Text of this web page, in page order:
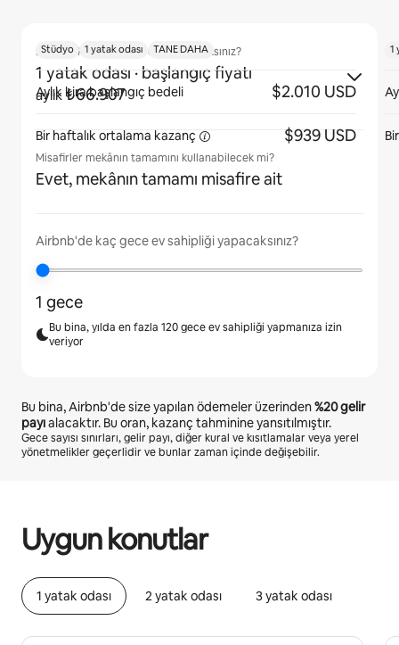
Ne büyüklükte bir daire kiralayacaksınız?
1 yatak odası · başlangıç fiyatı
aylık ₺66.907
Misafirler mekânın tamamını kullanabilecek mi?
Evet, mekânın tamamı misafire ait
Airbnb'de kaç gece ev sahipliği yapacaksınız?
1 gece
Bu bina, yılda en fazla 120 gece ev sahipliği yapmanıza izin
veriyor
Bu bina, Airbnb'de size yapılan ödemeler üzerinden%20gelir
payıalacaktır. Bu oran, kazanç tahminine yansıtılmıştır.
Gece sayısı sınırları, gelir payı, diğer kural ve kısıtlamalar veya yerel
yönetmelikler geçerlidir ve bunlar zaman içinde değişebilir.
Uygun konutlar
1 yatak odası 2 yatak odası 3 yatak odası
Stüdyo 1 yatak odası TANE DAHA
Aylık kira başlangıç bedeli $2.010 USD
Bir haftalık ortalama kazanç $939 USD
1